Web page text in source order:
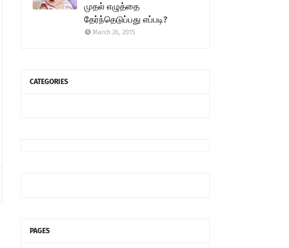
முதல் எழுத்தை
தேர்ந்தெடுப்பது எப்படி?
March 26, 2015
CATEGORIES
PAGES